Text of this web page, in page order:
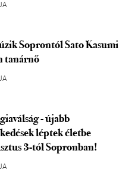
Soprontól Sato Kasumi
tanárnő
- újabb
léptek életbe
3-tól Sopronban!